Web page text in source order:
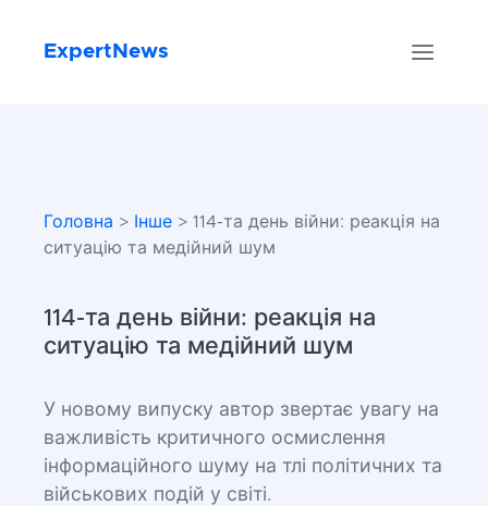
ExpertNews
Головна > Інше > 114-та день війни: реакція на
ситуацію та медійний шум
114-та день війни: реакція на
ситуацію та медійний шум
У новому випуску автор звертає увагу на
важливість критичного осмислення
інформаційного шуму на тлі політичних та
військових подій у світі.